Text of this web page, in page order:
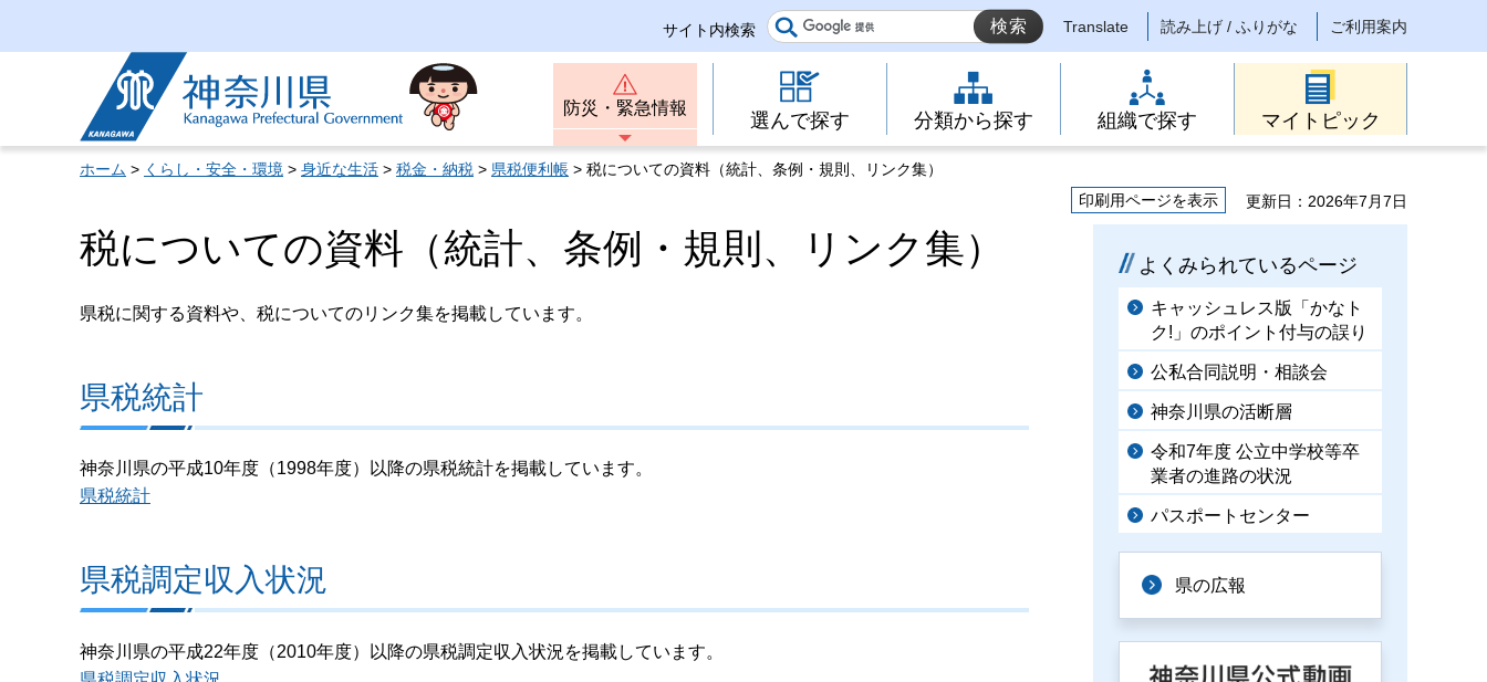
サイト内検索 Translate 読み上げ / ふりがな ご利用案内
神奈川県
防災・緊急情報
選んで探す 分類から探す 組織で探す マイトピック
ホーム > くらし・安全・環境 > 身近な生活 > 税金・納税 > 県税便利帳 > 税についての資料（統計、条例・規則、リンク集）
印刷用ページを表示
更新日：2026年7月7日
税についての資料（統計、条例・規則、リンク集）
県税に関する資料や、税についてのリンク集を掲載しています。
県税統計
神奈川県の平成10年度（1998年度）以降の県税統計を掲載しています。
県税統計
県税調定収入状況
神奈川県の平成22年度（2010年度）以降の県税調定収入状況を掲載しています。
よくみられているページ
キャッシュレス版「かなト
ク!」のポイント付与の誤り
公私合同説明・相談会
神奈川県の活断層
令和7年度 公立中学校等卒
業者の進路の状況
パスポートセンター
県の広報